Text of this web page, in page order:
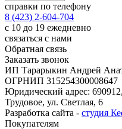
справки по телефону
8 (423) 2-604-704
с 10 до 19 ежедневно
связаться с нами
Обратная связь
Заказать звонок
ИП Тарарыкин Андрей
ОГРНИП 315254300008647
Юридический адрес:
Трудовое, ул. Светлая, 6
Разработка сайта - студия
Покупателям